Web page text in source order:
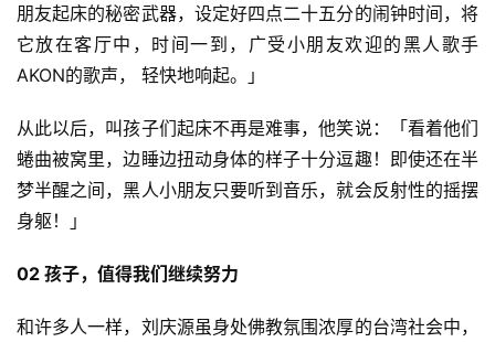
朋友起床的秘密武器，设定好四点二十五分的闹钟时间，将
它放在客厅中，时间一到，广受小朋友欢迎的黑人歌手
AKON的歌声， 轻快地响起。」
从此以后，叫孩子们起床不再是难事，他笑说：「看着他们
蜷曲被窝里，边睡边扭动身体的样子十分逗趣！即使还在半
梦半醒之间，黑人小朋友只要听到音乐，就会反射性的摇摆
身躯！」
02 孩子，值得我们继续努力
和许多人一样，刘庆源虽身处佛教氛围浓厚的台湾社会中，